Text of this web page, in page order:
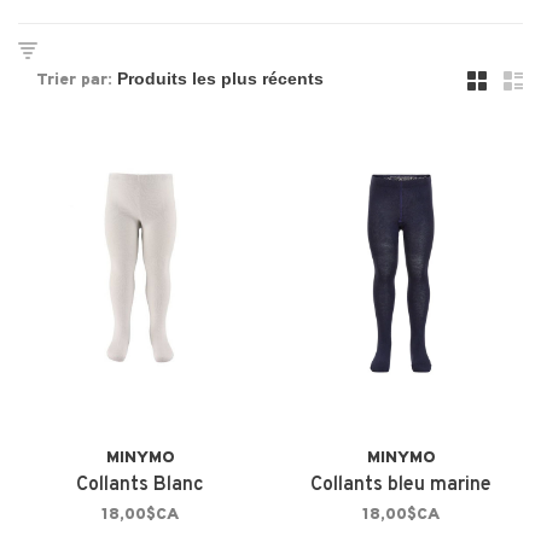
Trier par:
MINYMO
Collants Blanc
18,00$CA
MINYMO
Collants bleu marine
18,00$CA